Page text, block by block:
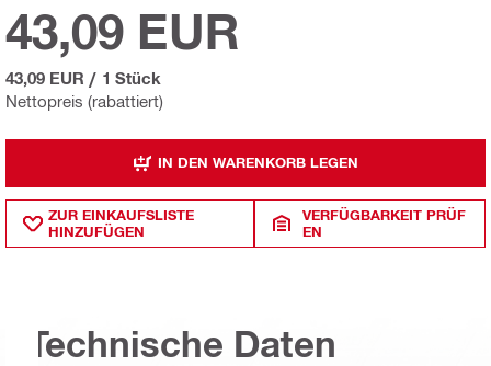
Nettopreis (rabattiert)
43,09 EUR
43,09 EUR / 1 Stück
IN DEN WARENKORB LEGEN
ZUR EINKAUFSLISTE
HINZUFÜGEN
VERFÜGBARKEIT PRÜF
EN
Technische Daten